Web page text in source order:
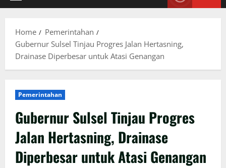
Home
Pemerintahan
Gubernur Sulsel Tinjau Progres Jalan Hertasning,
Drainase Diperbesar untuk Atasi Genangan
Pemerintahan
Gubernur Sulsel Tinjau Progres
Jalan Hertasning, Drainase
Diperbesar untuk Atasi Genangan